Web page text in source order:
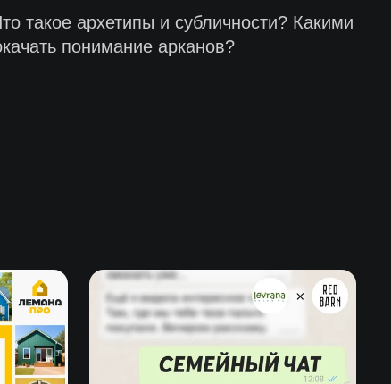
такое архетипы и субличности? Какими
понимание арканов?